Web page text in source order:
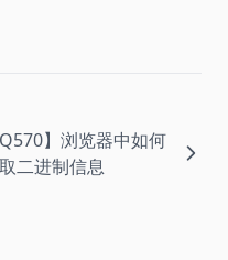
Q570】浏览器中如何
二进制信息